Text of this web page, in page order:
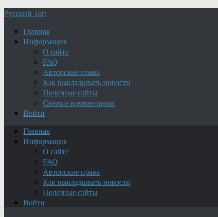
Русский Топ
Главная
Информация
О сайте
FAQ
Авторские права
Как выкладывать новости
Полезные сайты
Свежие комментарии
Войти
Главная
Информация
О сайте
FAQ
Авторские права
Как выкладывать новости
Полезные сайты
Войти